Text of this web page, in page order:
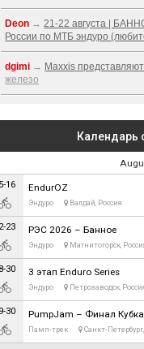
Deon →21-22 августа |
России по МТБ эндуро
dgimi → Maxxis
железо